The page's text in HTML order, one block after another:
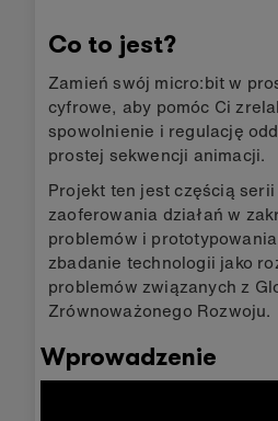
Co to jest?
Zamień swój micro:bit w
cyfrowe, aby pomóc Ci
spowolnienie i regulację
prostej sekwencji animacji.
Projekt ten jest częścią
zaoferowania działań w
problemów i
zbadanie technologii jako
problemów związanych z
Zrównoważonego Rozwoju.
Wprowadzenie